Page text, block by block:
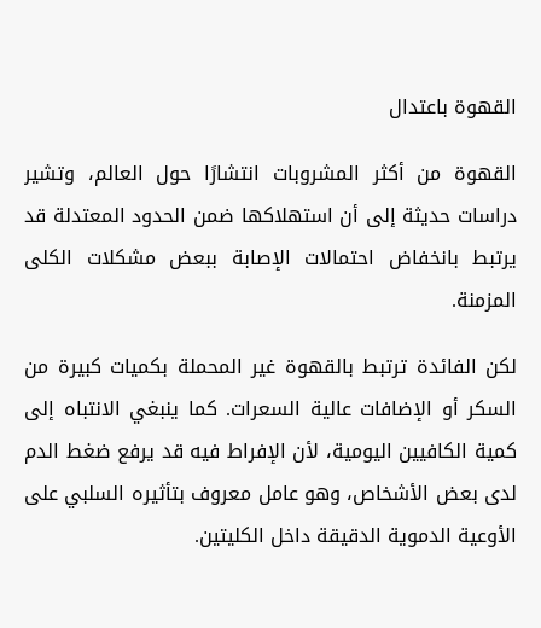
القهوة باعتدال
القهوة من أكثر المشروبات انتشارًا حول العالم، وتشير
دراسات حديثة إلى أن استهلاكها ضمن الحدود المعتدلة قد
يرتبط بانخفاض احتمالات الإصابة ببعض مشكلات الكلى
المزمنة.
لكن الفائدة ترتبط بالقهوة غير المحملة بكميات كبيرة من
السكر أو الإضافات عالية السعرات. كما ينبغي الانتباه إلى
كمية الكافيين اليومية، لأن الإفراط فيه قد يرفع ضغط الدم
لدى بعض الأشخاص، وهو عامل معروف بتأثيره السلبي على
الأوعية الدموية الدقيقة داخل الكليتين.